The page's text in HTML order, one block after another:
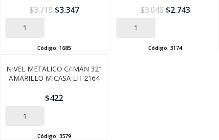
$3.719 $3.347
AÑADIR
Código: 1685
$3.048 $2.743
AÑADIR
Código: 3174
NIVEL METALICO C/IMAN 32″
AMARILLO MICASA LH-2164
$422
AÑADIR
Código: 3579
SEGUÍ COMPRANDO